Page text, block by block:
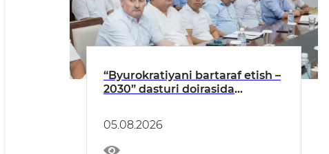
“Byurokratiyani bartaraf etish –
2030” dasturi doirasida
muhokama qilindi
05.08.2026